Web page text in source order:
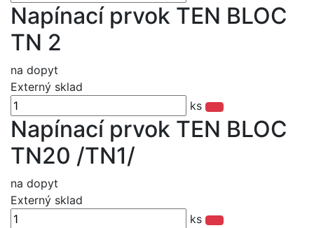
Napínací prvok TEN BLOC
TN 2
na dopyt
Externý sklad
ks
Napínací prvok TEN BLOC
TN20 /TN1/
na dopyt
Externý sklad
ks